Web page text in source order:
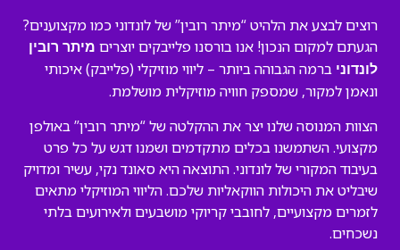
רוצים לבצע את הלהיט “מיתר רובין” של לונדוני כמו מקצוענים?
הגעתם למקום הנכון! אנו בורסנו פלייבקים יוצרים מיתר רובין
לונדוני ברמה הגבוהה ביותר – ליווי מוזיקלי (פלייבק) איכותי
ונאמן למקור, שמספק חוויה מוזיקלית מושלמת.
הצוות המנוסה שלנו יצר את ההקלטה של “מיתר רובין” באולפן
מקצועי. השתמשנו בכלים מתקדמים ושמנו דגש על כל פרט
בעיבוד המקורי של לונדוני. התוצאה היא סאונד נקי, עשיר ומדויק
שיבליט את היכולות הווקאליות שלכם. הליווי המוזיקלי מתאים
לזמרים מקצועיים, לחובבי קריוקי מושבעים ולאירועים בלתי
נשכחים.